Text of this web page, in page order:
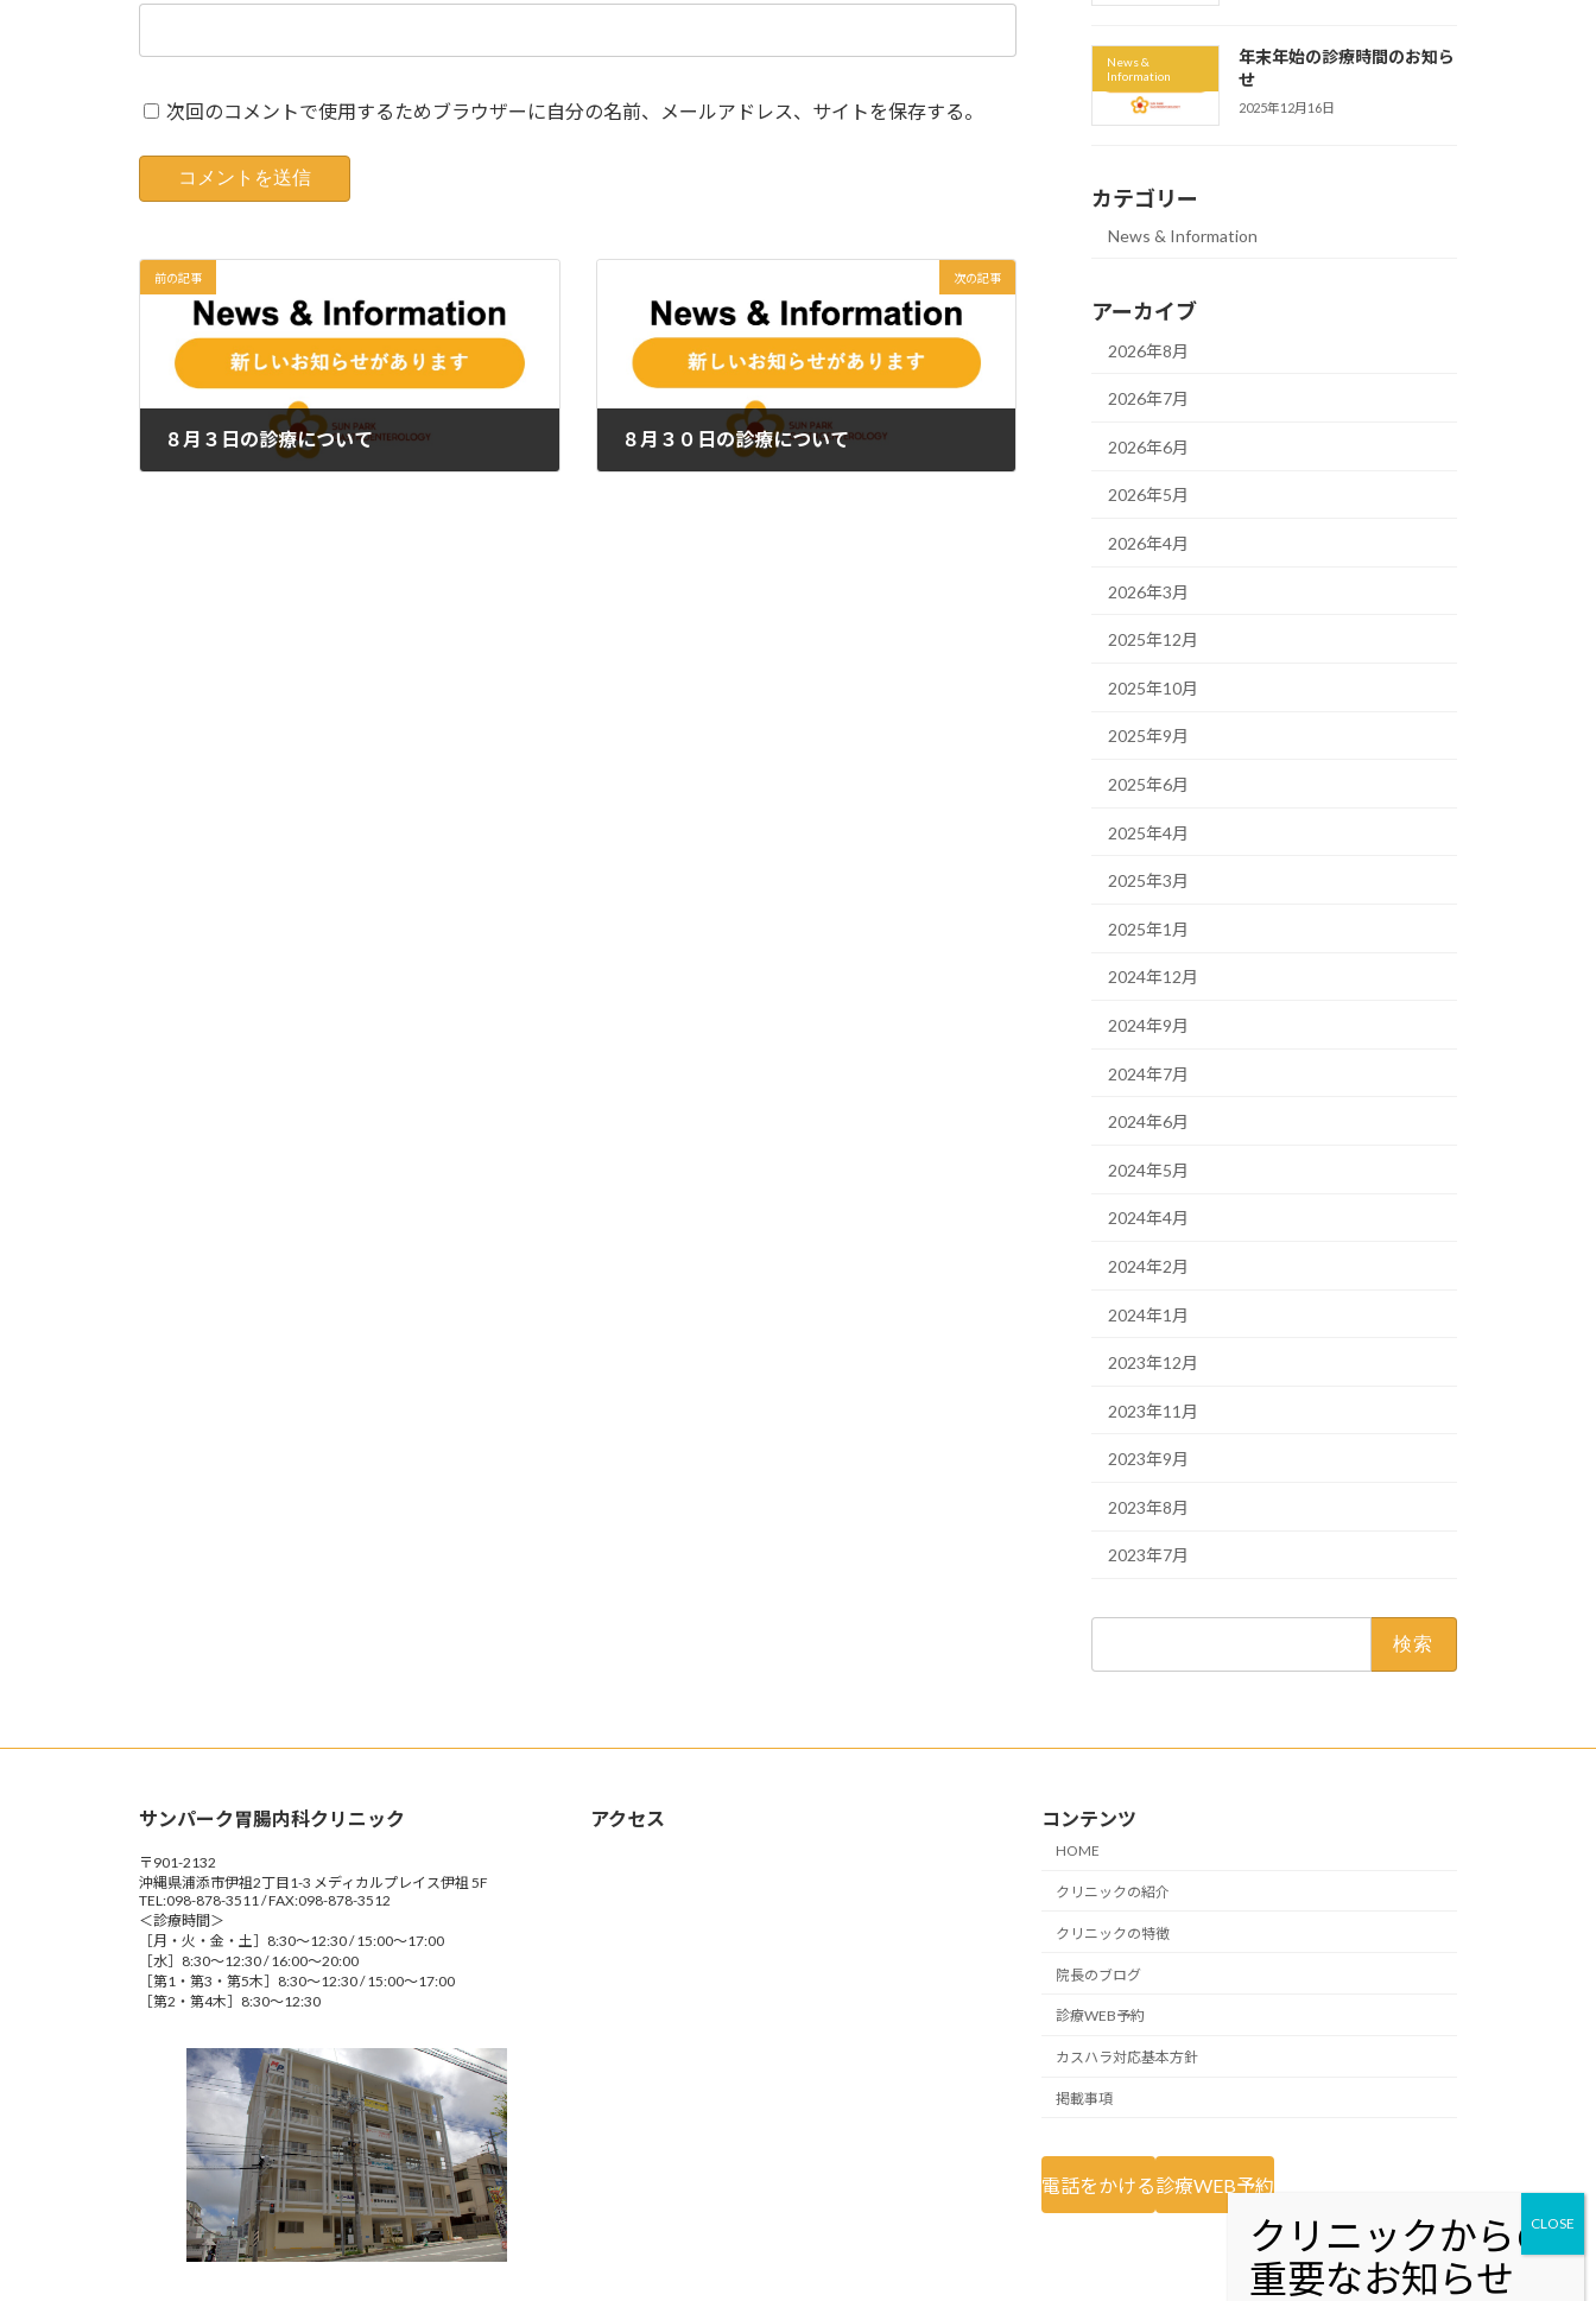
次回のコメントで使用するためブラウザーに自分の名前、メールアドレス、サイトを保存する。
前の記事
８月３日の診療について
次の記事
８月３０日の診療について
News &
Information
年末年始の診療時間のお知ら
せ
2025年12月16日
カテゴリー
News & Information
アーカイブ
2026年8月
2026年7月
2026年6月
2026年5月
2026年4月
2026年3月
2025年12月
2025年10月
2025年9月
2025年6月
2025年4月
2025年3月
2025年1月
2024年12月
2024年9月
2024年7月
2024年6月
2024年5月
2024年4月
2024年2月
2024年1月
2023年12月
2023年11月
2023年9月
2023年8月
2023年7月
サンパーク胃腸内科クリニック
〒901-2132
沖縄県浦添市伊祖2丁目1-3 メディカルプレイス伊祖 5F
TEL:098-878-3511 / FAX:098-878-3512
＜診療時間＞
［月・火・金・土］8:30～12:30 / 15:00～17:00
［水］8:30～12:30 / 16:00～20:00
［第1・第3・第5木］8:30～12:30 / 15:00～17:00
［第2・第4木］8:30～12:30
アクセス コンテンツ
HOME
クリニックの紹介
クリニックの特徴
院長のブログ
診療WEB予約
カスハラ対応基本方針
掲載事項
電話をかける診療WEB予約